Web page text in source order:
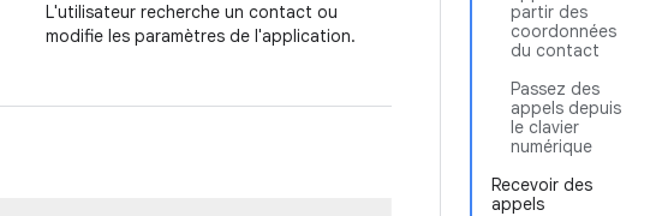
partir des
coordonnées
du contact
Passez des
appels depuis
le clavier
numérique
Recevoir des
appels
L'utilisateur recherche un contact ou
modifie les paramètres de l'application.